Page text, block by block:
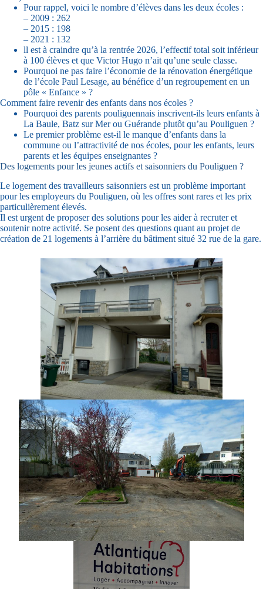
Pour rappel, voici le nombre d’élèves dans les deux écoles :
– 2009 : 262
– 2015 : 198
– 2021 : 132
ll est à craindre qu’à la rentrée 2026, l’effectif total soit inférieur
à 100 élèves et que Victor Hugo n’ait qu’une seule classe.
Pourquoi ne pas faire l’économie de la rénovation énergétique
de l’école Paul Lesage, au bénéfice d’un regroupement en un
pôle « Enfance » ?
Comment faire revenir des enfants dans nos écoles ?
Pourquoi des parents pouliguennais inscrivent-ils leurs enfants à
La Baule, Batz sur Mer ou Guérande plutôt qu’au Pouliguen ?
Le premier problème est-il le manque d’enfants dans la
commune ou l’attractivité de nos écoles, pour les enfants, leurs
parents et les équipes enseignantes ?
Des logements pour les jeunes actifs et saisonniers du Pouliguen ?
Le logement des travailleurs saisonniers est un problème important
pour les employeurs du Pouliguen, où les offres sont rares et les prix
particulièrement élevés.
Il est urgent de proposer des solutions pour les aider à recruter et
soutenir notre activité. Se posent des questions quant au projet de
création de 21 logements à l’arrière du bâtiment situé 32 rue de la gare.